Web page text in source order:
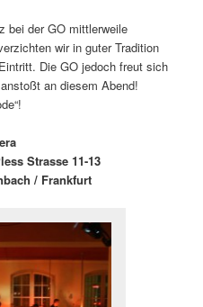
bei der GO mittlerweile
wir in guter Tradition
Die GO jedoch freut sich
an diesem Abend!
Strasse 11-13
/ Frankfurt